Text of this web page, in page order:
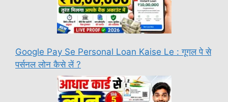
Google Pay Se Personal Loan Kaise Le : गूगल पे से
पर्सनल लोन कैसे लें ?